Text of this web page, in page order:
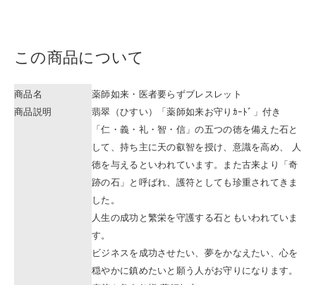
この商品について
商品名
薬師如来・医者要らずブレスレット
商品説明
翡翠（ひすい）「薬師如来お守りｶｰﾄﾞ」付き
「仁・義・礼・智・信」の五つの徳を備えた石と
して、持ち主に天の叡智を授け、意識を高め、 人
徳を与えるといわれています。また古来より「奇
跡の石」と呼ばれ、護符としても珍重されてきま
した。
人生の成功と繁栄を守護する石ともいわれていま
す。
ビジネスを成功させたい、夢をかなえたい、心を
穏やかに鎮めたいと願う人がお守りになります。